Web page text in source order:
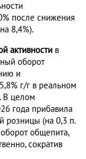
после снижения
8,4%).
активности в
оборот
и
г/г в реальном
В целом
года прибавила
розницы (на 0,3 п.
общепита,
сократив